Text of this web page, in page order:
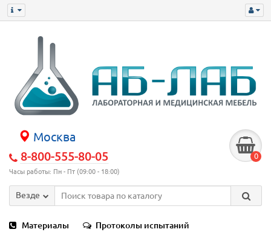
Москва
8-800-555-80-05
Часы работы: Пн - Пт (09:00 - 18:00)
0
Везде
Материалы
Протоколы испытаний